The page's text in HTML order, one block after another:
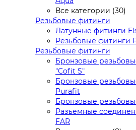
Все категории (30)
Резьбовые фитинги
Латунные фитинги
Резьбовые фитинги
Резьбовые фитинги
Бронзовые
"Cofit S"
Бронзовые
Purafit
Бронзовые
Разъемные
FAR